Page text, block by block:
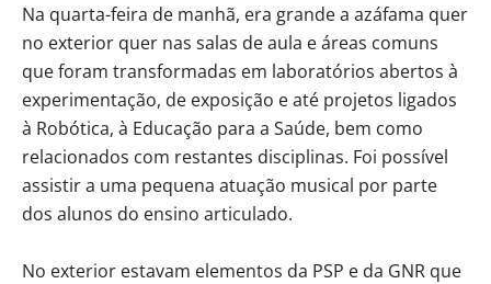
Na quarta-feira de manhã, era grande a azáfama quer
no exterior quer nas salas de aula e áreas comuns
que foram transformadas em laboratórios abertos à
experimentação, de exposição e até projetos ligados
à Robótica, à Educação para a Saúde, bem como
relacionados com restantes disciplinas. Foi possível
assistir a uma pequena atuação musical por parte
dos alunos do ensino articulado.
No exterior estavam elementos da PSP e da GNR que